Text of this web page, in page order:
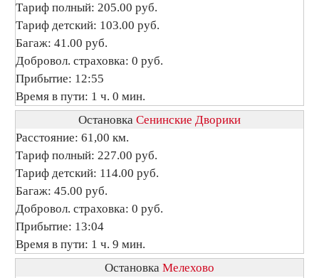
Тариф полный: 205.00 руб.
Тариф детский: 103.00 руб.
Багаж: 41.00 руб.
Добровол. страховка: 0 руб.
Прибытие: 12:55
Время в пути: 1 ч. 0 мин.
Остановка Сенинские Дворики
Расстояние: 61,00 км.
Тариф полный: 227.00 руб.
Тариф детский: 114.00 руб.
Багаж: 45.00 руб.
Добровол. страховка: 0 руб.
Прибытие: 13:04
Время в пути: 1 ч. 9 мин.
Остановка Мелехово